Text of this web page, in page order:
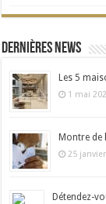
Dernières news
Les 5
1 mai
Montre de
25
Détendez-